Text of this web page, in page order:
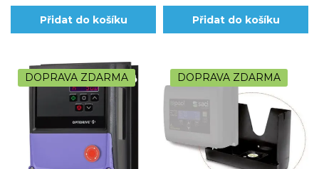
Přidat do košíku Přidat do košíku
DOPRAVA ZDARMA DOPRAVA ZDARMA